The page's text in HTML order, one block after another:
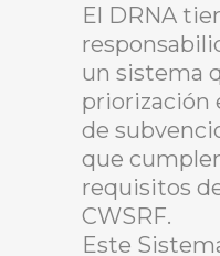
El DRNA
un sistema
priorización
de
que
requisitos
CWSRF.
Este